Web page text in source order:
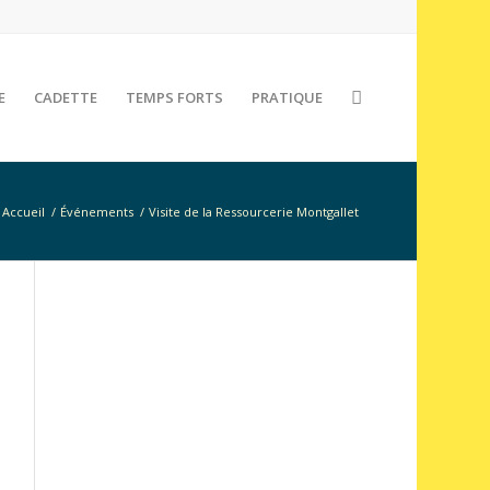
CADETTE TEMPS FORTS PRATIQUE
Accueil / Événements / Visite de la Ressourcerie Montgallet